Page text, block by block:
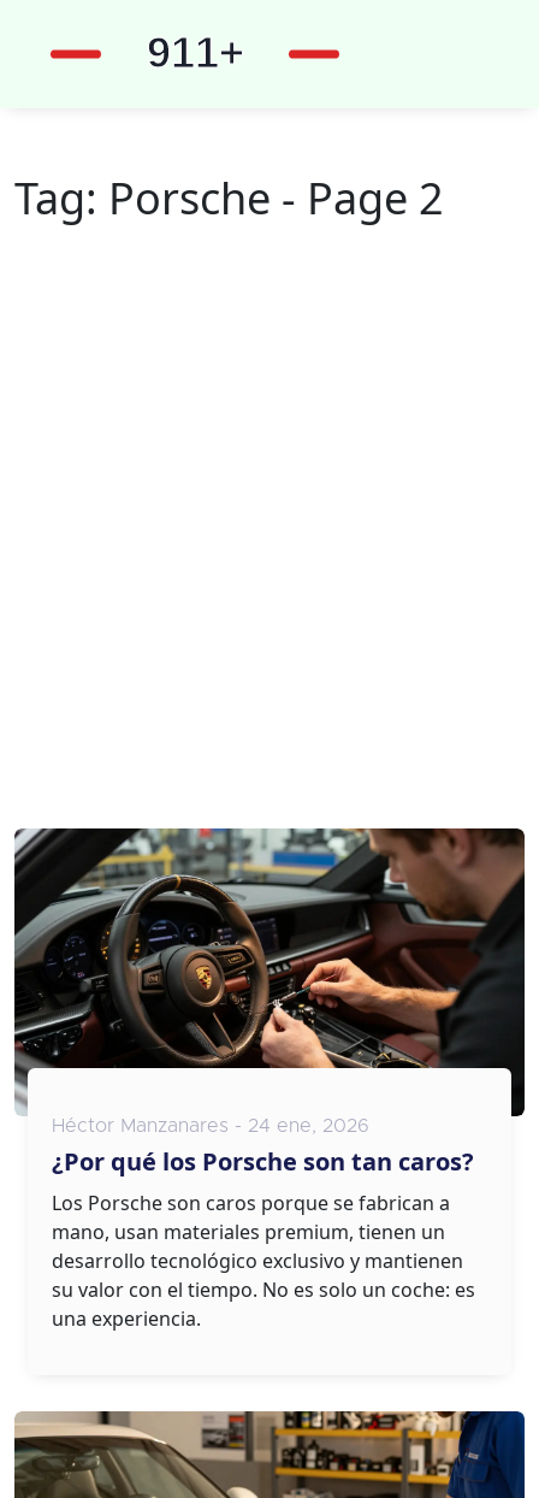
Tag: Porsche - Page 2
Héctor Manzanares - 24 ene, 2026
¿Por qué los Porsche son tan caros?
Los Porsche son caros porque se fabrican a
mano, usan materiales premium, tienen un
desarrollo tecnológico exclusivo y mantienen
su valor con el tiempo. No es solo un coche: es
una experiencia.